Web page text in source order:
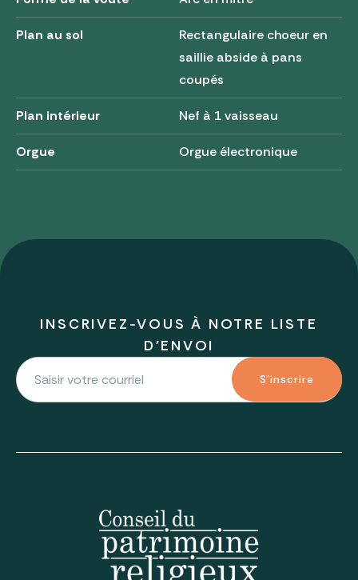
Plan au sol
Rectangulaire choeur en
saillie abside à pans
coupés
Plan intérieur Nef à 1 vaisseau
Orgue Orgue électronique
INSCRIVEZ-VOUS À NOTRE LISTE
D'ENVOI
S'inscrire